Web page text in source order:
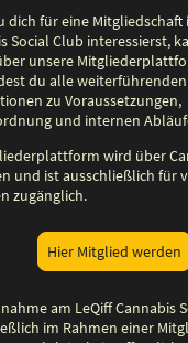
dich für eine Mitgliedschaft
Social Club interessierst,
unsere
du alle weiterführenden
zu Voraussetzungen,
und internen
wird über
und ist ausschließlich für
zugänglich.
Hier Mitglied werden
am LeQiff Cannabis
im Rahmen einer